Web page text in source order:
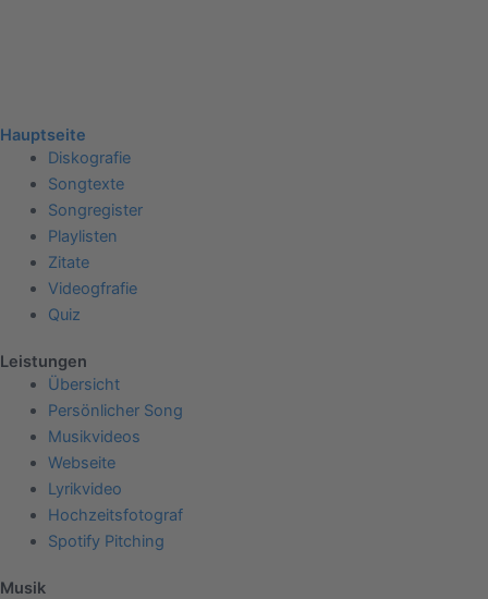
Hauptseite
Diskografie
Songtexte
Songregister
Playlisten
Zitate
Videogfrafie
Quiz
Leistungen
Übersicht
Persönlicher Song
Musikvideos
Webseite
Lyrikvideo
Hochzeitsfotograf
Spotify Pitching
Musik